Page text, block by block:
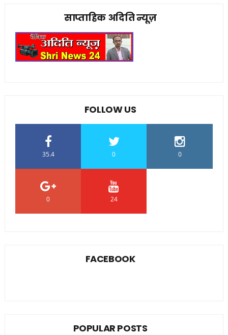
साप्ताहिक अदिति न्यूज़
FOLLOW US
35.4 0 0
0 24
FACEBOOK
POPULAR POSTS